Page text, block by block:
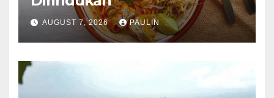
AUGUST 7, 2026 PAULIN